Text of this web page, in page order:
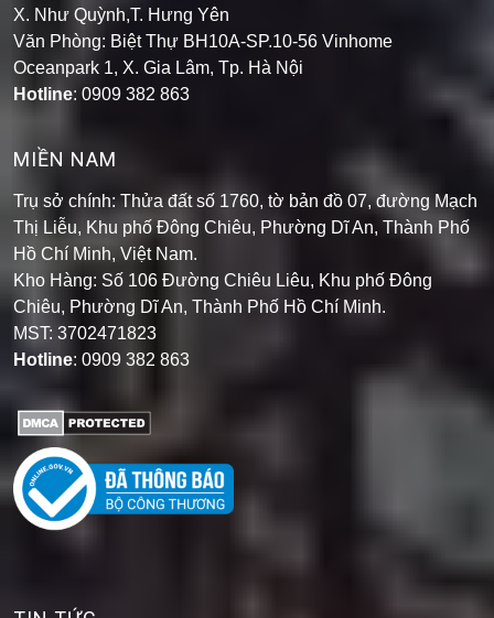
X. Như Quỳnh,T. Hưng Yên
Văn Phòng: Biệt Thự BH10A-SP.10-56 Vinhome
Oceanpark 1, X. Gia Lâm, Tp. Hà Nội
Hotline: 0909 382 863
MIỀN NAM
Trụ sở chính: Thửa đất số 1760, tờ bản đồ 07, đường Mạch
Thị Liễu, Khu phố Đông Chiêu, Phường Dĩ An, Thành Phố
Hồ Chí Minh, Việt Nam.
Kho Hàng: Số 106 Đường Chiêu Liêu, Khu phố Đông
Chiêu, Phường Dĩ An, Thành Phố Hồ Chí Minh.
MST: 3702471823
Hotline: 0909 382 863